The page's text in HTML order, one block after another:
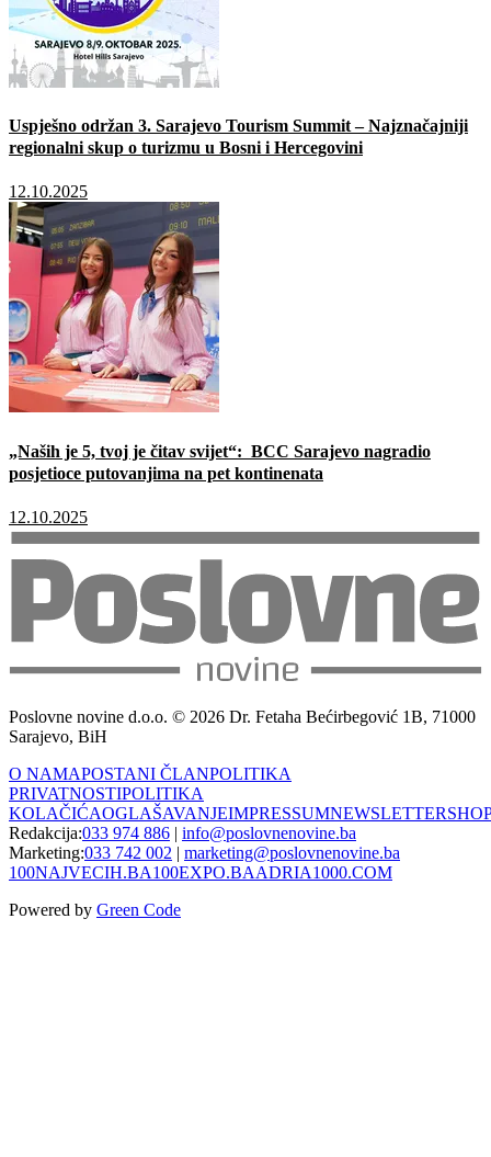
Uspješno održan 3. Sarajevo Tourism Summit – Najznačajniji
regionalni skup o turizmu u Bosni i Hercegovini
12.10.2025
„Naših je 5, tvoj je čitav svijet“: BCC Sarajevo nagradio
posjetioce putovanjima na pet kontinenata
12.10.2025
Poslovne novine d.o.o. © 2026 Dr. Fetaha Bećirbegović 1B, 71000
Sarajevo, BiH
O NAMAPOSTANI ČLANPOLITIKA
PRIVATNOSTIPOLITIKA
KOLAČIĆAOGLAŠAVANJEIMPRESSUMNEWSLETTER
Redakcija:033 974 886 | info@poslovnenovine.ba
Marketing:033 742 002 | marketing@poslovnenovine.ba
100NAJVECIH.BA100EXPO.BAADRIA1000.COM
Powered by Green Code